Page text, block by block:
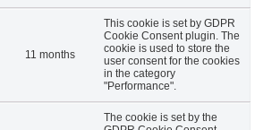
11 months
This cookie is set by GDPR
Cookie Consent plugin. The
cookie is used to store the
user consent for the cookies
in the category
"Performance".
The cookie is set by the